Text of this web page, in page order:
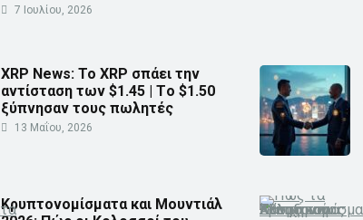
7 Ιουλίου, 2026
XRP News: Το XRP σπάει την
αντίσταση των $1.45 | Τo $1.50
ξύπνησαν τους πωλητές
13 Μαΐου, 2026
Κρυπτονομίσματα και Μουντιάλ